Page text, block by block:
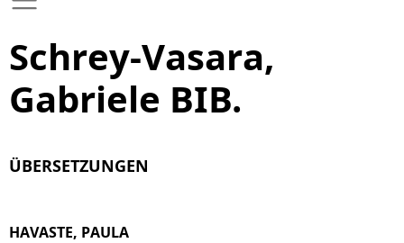
Schrey-Vasara,
Gabriele BIB.
ÜBERSETZUNGEN
HAVASTE, PAULA